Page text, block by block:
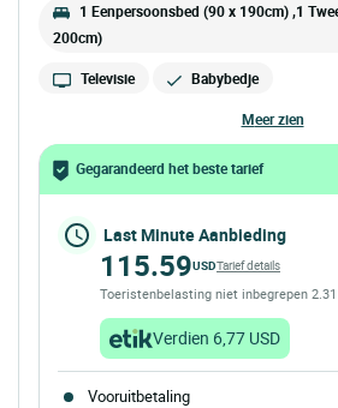
1 Eenpersoonsbed (90 x 190cm) ,1
200cm)
Televisie Babybedje
meer zien
Gegarandeerd het beste tarief
Last Minute Aanbieding
115.59USDTarief details
Toeristenbelasting niet inbegrepen 2.31
Verdien 6,77 USD
Vooruitbetaling